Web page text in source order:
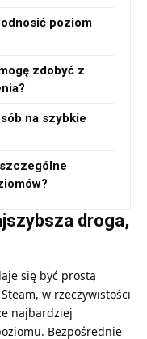
poziom
zdobyć z
na szybkie
droga,
się być prostą
w rzeczywistości
najbardziej
Bezpośrednie